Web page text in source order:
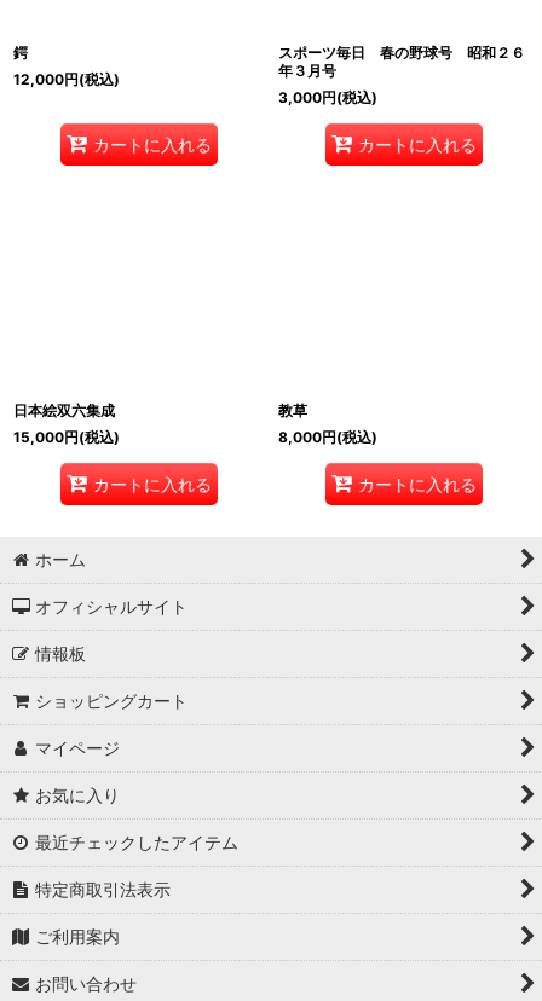
鍔
12,000円(税込)
カートに入れる
スポーツ毎日 春の野球号 昭和２６
年３月号
3,000円(税込)
カートに入れる
日本絵双六集成
15,000円(税込)
カートに入れる
教草
8,000円(税込)
カートに入れる
ホーム
オフィシャルサイト
情報板
ショッピングカート
マイページ
お気に入り
最近チェックしたアイテム
特定商取引法表示
ご利用案内
お問い合わせ